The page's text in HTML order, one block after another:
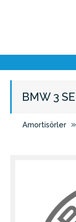
BMW 3
Amortisörler »